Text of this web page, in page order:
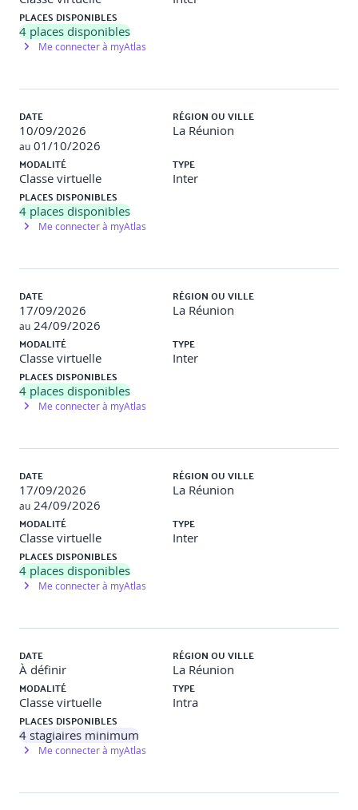
3. En aval de la formation
Simulateur conversationnel
Recadrer sans attendre un comportement
inapproprié​
Quiz d’évaluation (pour aller plus loin, non
obligatoire)
Objectif : Valider l’acquisition des compétences ​
PLACES DISPONIBLES
4 places disponibles
Me connecter à myAtlas
DATE
10/09/2026
au 01/10/2026
RÉGION OU VILLE
La Réunion
MODALITÉ
Classe virtuelle
TYPE
Inter
PLACES DISPONIBLES
4 places disponibles
Me connecter à myAtlas
DATE
17/09/2026
au 24/09/2026
RÉGION OU VILLE
La Réunion
MODALITÉ
Classe virtuelle
TYPE
Inter
PLACES DISPONIBLES
4 places disponibles
Me connecter à myAtlas
DATE
17/09/2026
au 24/09/2026
RÉGION OU VILLE
La Réunion
MODALITÉ
Classe virtuelle
TYPE
Inter
PLACES DISPONIBLES
4 places disponibles
Me connecter à myAtlas
DATE
À définir
RÉGION OU VILLE
La Réunion
MODALITÉ
Classe virtuelle
TYPE
Intra
PLACES DISPONIBLES
4 stagiaires minimum
Me connecter à myAtlas